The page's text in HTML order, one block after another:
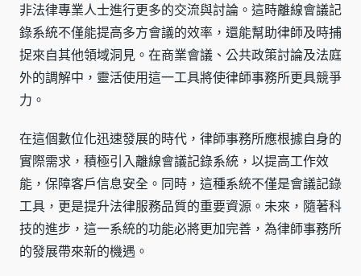
非法律專業人士進行更多的交流與討論。這時離線會議記
錄系統不僅能提高多方會議的效率，還能幫助律師及時捕
捉來自其他領域洞見。在商業會議、公共政策討論及法庭
外的調解中，靈活使用這一工具將使律師事務所更具競爭
力。
在這個數位化迅速發展的時代，律師事務所應根據自身的
實際需求，積極引入離線會議記錄系統，以提高工作效
能，保障客戶信息安全。同時，這種系統不僅是會議記錄
工具，更是提升法律服務品質的重要資源。未來，隨著科
技的進步，這一系統的功能必將更加完善，為律師事務所
的發展帶來新的機遇。